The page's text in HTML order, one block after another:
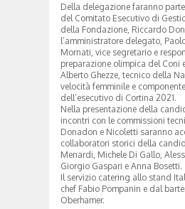
Della delegazione faranno
del Comitato Esecutivo di
della Fondazione, Riccardo
l’amministratore delegato,
Mornati, vice segretario e
preparazione olimpica del Coni
Alberto Ghezze, tecnico della
velocità femminile e
dell’esecutivo di Cortina 2021.
Nella presentazione della
incontri con le commissioni
Donadon e Nicoletti saranno
collaboratori storici della
Menardi, Michele Di Gallo,
Giorgio Gaspari e Anna Bosetti.
Il servizio catering allo stand
chef Fabio Pompanin e dal
Oberhamer.